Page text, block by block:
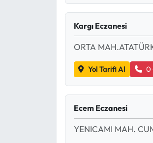
Kargı Eczanesi
ORTA
Yol Tarifi Al 0
Ecem Eczanesi
YENICAMI MAH.
Yerel Haberler